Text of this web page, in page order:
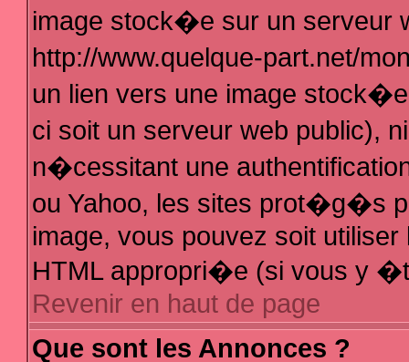
image stock�e sur un serveur
http://www.quelque-part.net/
un lien vers une image
ci soit un serveur web public),
n�cessitant une
ou Yahoo, les sites prot�g�s
image, vous pouvez soit
HTML appropri�e (si vous y
Revenir en haut de page
Que sont les Annonces ?